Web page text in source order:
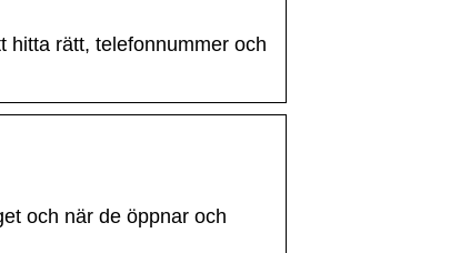
hitta rätt, telefonnummer och
och när de öppnar och